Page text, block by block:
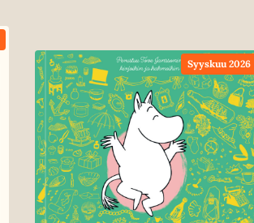
Syyskuu 2026